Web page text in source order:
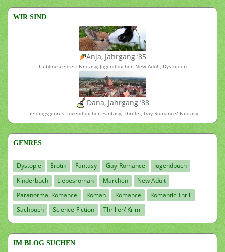
WIR SIND
Anja, Jahrgang ’85
Lieblingsgenres: Fantasy, Jugendbücher, New Adult, Dystopien
Dana, Jahrgang ’88
Lieblingsgenres: Jugendbücher, Fantasy, Thriller, Gay-Romance/-Fantasy
GENRES
Dystopie Erotik Fantasy Gay-Romance
Jugendbuch
Kinderbuch
Liebesroman Märchen
New Adult
Paranormal Romance
Roman Romance
Romantic Thrill
Sachbuch
Science-Fiction Thriller/ Krimi
IM BLOG SUCHEN